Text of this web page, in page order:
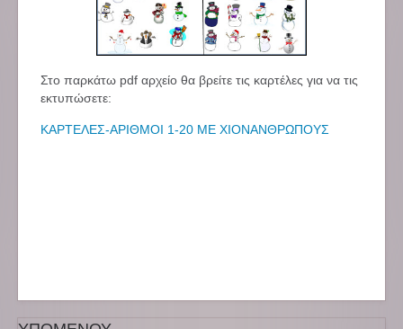
Στο παρκάτω pdf αρχείο θα βρείτε τις καρτέλες για να τις
εκτυπώσετε:
ΚΑΡΤΕΛΕΣ-ΑΡΙΘΜΟΙ 1-20 ΜΕ ΧΙΟΝΑΝΘΡΩΠΟΥΣ